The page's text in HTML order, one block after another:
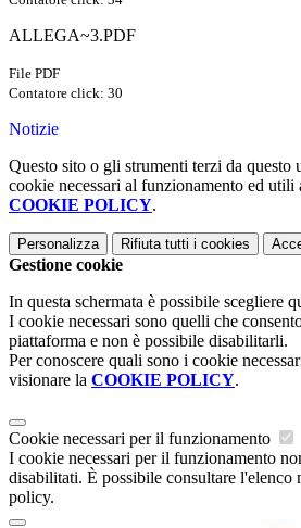
ALLEGA~3.PDF
File PDF
Contatore click: 30
Notizie
Questo sito o gli strumenti terzi da
cookie necessari al funzionamento ed
COOKIE POLICY.
Personalizza Rifiuta tutti i cookies
Gestione cookie
In questa schermata è possibile scegliere
I cookie necessari sono quelli che
piattaforma e non è possibile disabilitarli.
Per conoscere quali sono i cookie
visionare la COOKIE POLICY.
Cookie necessari per il funzionamento
I cookie necessari per il funzionamento
disabilitati. È possibile consultare l'elenco
policy.